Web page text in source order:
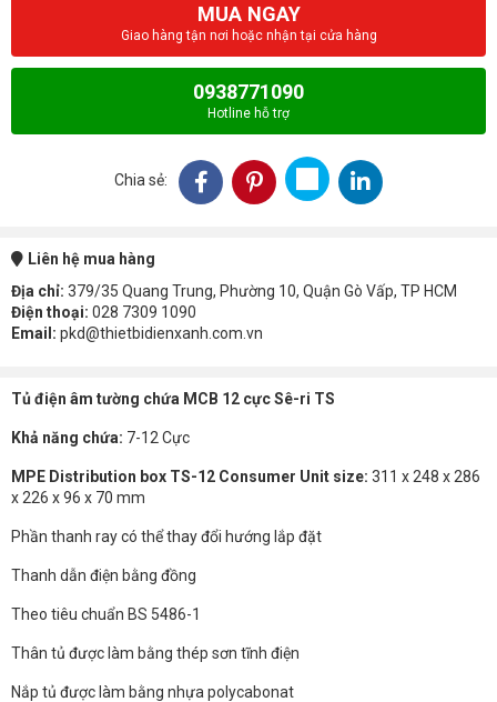
MUA NGAY
Giao hàng tận nơi hoặc nhận tại cửa hàng
0938771090
Hotline hỗ trợ
Chia sẻ:
Liên hệ mua hàng
Địa chỉ: 379/35 Quang Trung, Phường 10, Quận Gò Vấp, TP HCM
Điện thoại: 028 7309 1090
Email: pkd@thietbidienxanh.com.vn
Tủ điện âm tường chứa MCB 12 cực Sê-ri TS
Khả năng chứa: 7-12 Cực
MPE Distribution box TS-12 Consumer Unit size: 311 x 248 x 286
x 226 x 96 x 70 mm
Phần thanh ray có thể thay đổi hướng lắp đặt
Thanh dẫn điện bằng đồng
Theo tiêu chuẩn BS 5486-1
Thân tủ được làm bằng thép sơn tĩnh điện
Nắp tủ được làm bằng nhựa polycabonat